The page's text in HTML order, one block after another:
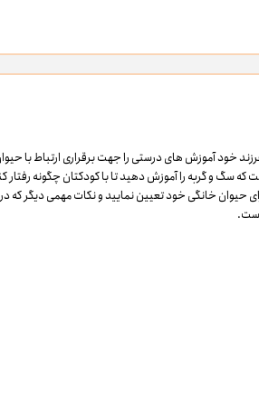
خود آموزش های درستی را جهت برقراری ارتباط با
که سگ و گربه را آموزش دهید تا با کودکتان چگونه رفتار
حیوان خانگی خود تعیین نمایید و نکات مهمی دیگر که